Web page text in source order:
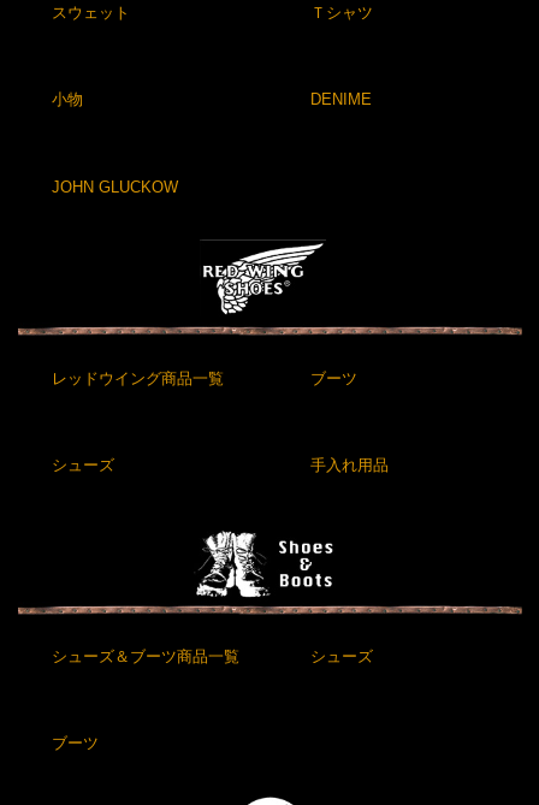
スウェット Ｔシャツ
小物 DENIME
JOHN GLUCKOW
レッドウイング商品一覧 ブーツ
シューズ 手入れ用品
シューズ＆ブーツ商品一覧 シューズ
ブーツ